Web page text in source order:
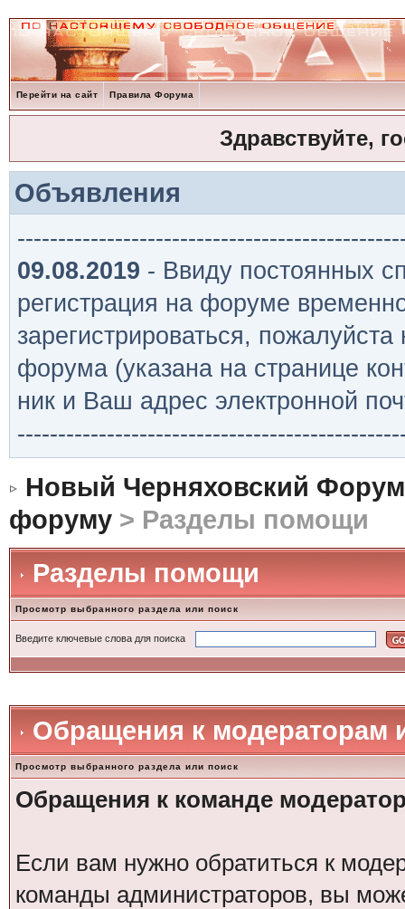
Перейти на сайт Правила Форума
Здравствуйте,
Объявления
09.08.2019 - Ввиду постоянных
регистрация на форуме
зарегистрироваться,
форума (указана на странице
ник и Ваш адрес электронной
Новый Черняховский Форум
форуму> Разделы помощи
Разделы помощи
Просмотр выбранного раздела или поиск
Введите ключевые слова для поиска
Обращения к модераторам
Просмотр выбранного раздела или поиск
Обращения к команде
Если вам нужно обратиться к
команды администраторов, вы